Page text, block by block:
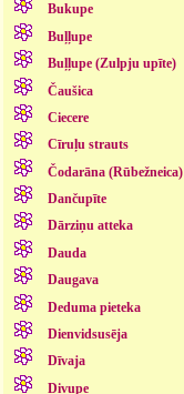
Bukupe
Buļļupe
Buļļupe (Zulpju upīte)
Čaušica
Ciecere
Cīruļu strauts
Čodarāna (Rūbežneica)
Dančupīte
Dārziņu atteka
Dauda
Daugava
Deduma pieteka
Dienvidsusēja
Dīvaja
Divupe